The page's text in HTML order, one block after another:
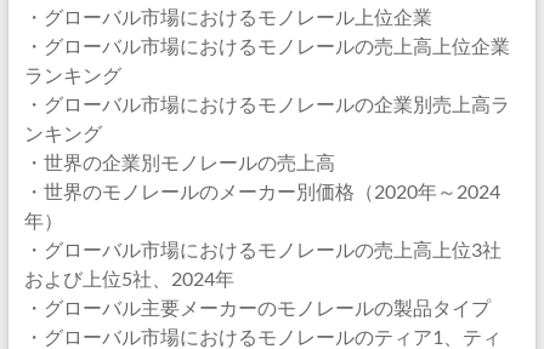
・グローバル市場におけるモノレール上位企業
・グローバル市場におけるモノレールの売上高上位企業
ランキング
・グローバル市場におけるモノレールの企業別売上高ラ
ンキング
・世界の企業別モノレールの売上高
・世界のモノレールのメーカー別価格（2020年～2024
年）
・グローバル市場におけるモノレールの売上高上位3社
および上位5社、2024年
・グローバル主要メーカーのモノレールの製品タイプ
・グローバル市場におけるモノレールのティア1、ティ